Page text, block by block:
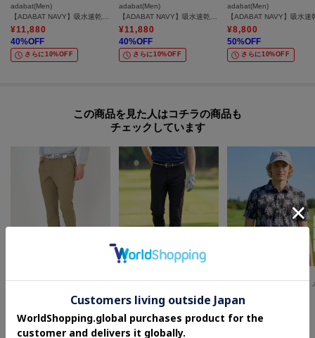
adabat(Men)
【ADABAT NAVY】吸水速乾/UVカット サルーキサマーロゴプリント半袖ポロシャツ
¥11,880
40%OFF
さらに10%OFF
adabat(Men)
【ADABAT NAVY】吸水速乾/UVカット リンクスジャガード半袖ポロシャツ
¥11,880
40%OFF
さらに10%OFF
adabat(Men)
¥8,800
50%OFF
さらに10%OFF
この商品を見た人はコチラの商品も
チェックしています
【UVカット/撥水】ストレッチチノテーパードパンツ
さらに10%OFF
UVカット クールコア(R)テーパードパンツ
¥11,550
さらに10%OFF
¥ 7,920
さらに10%OFF